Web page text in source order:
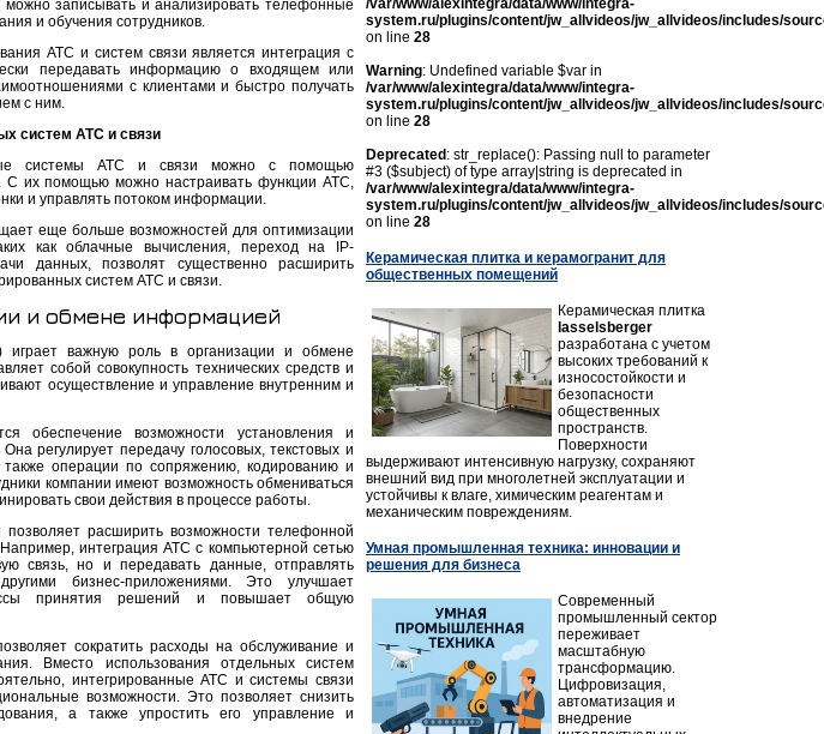
записывать и анализировать телефонные
и обучения сотрудников.
АТС и систем связи является интеграция с
передавать информацию о входящем или
с клиентами и быстро получать
с ним.
систем АТС и связи
системы АТС и связи можно с помощью
С их помощью можно настраивать функции АТС,
и управлять потоком информации.
еще больше возможностей для оптимизации
как облачные вычисления, переход на IP-
данных, позволят существенно расширить
систем АТС и связи.
и обмене информацией
играет важную роль в организации и обмене
собой совокупность технических средств и
осуществление и управление внутренним и
обеспечение возможности установления и
регулирует передачу голосовых, текстовых и
операции по сопряжению, кодированию и
компании имеют возможность обмениваться
свои действия в процессе работы.
расширить возможности телефонной
интеграция АТС с компьютерной сетью
связь, но и передавать данные, отправлять
бизнес-приложениями. Это улучшает
принятия решений и повышает общую
сократить расходы на обслуживание и
Вместо использования отдельных систем
интегрированные АТС и системы связи
возможности. Это позволяет снизить
а также упростить его управление и
/var/www/alexintegra/data/www/integra-
system.ru/plugins/content/jw_allvideos/jw_allvideos/includes/
on line 28
Warning: Undefined variable $var in
/var/www/alexintegra/data/www/integra-
system.ru/plugins/content/jw_allvideos/jw_allvideos/includes/
on line 28
Deprecated : str_replace(): Passing null to parameter
#3 ($subject) of type array|string is deprecated in
/var/www/alexintegra/data/www/integra-
system.ru/plugins/content/jw_allvideos/jw_allvideos/includes/
on line 28
Керамическая плитка и керамогранит для
общественных помещений
Керамическая плитка
lasselsberger
разработана с учетом
высоких требований к
износостойкости и
безопасности
общественных
пространств.
Поверхности
выдерживают интенсивную нагрузку, сохраняют
внешний вид при многолетней эксплуатации и
устойчивы к влаге, химическим реагентам и
механическим повреждениям.
Умная промышленная техника: инновации и
решения для бизнеса
Современный
промышленный сектор
переживает
масштабную
трансформацию.
Цифровизация,
автоматизация и
внедрение